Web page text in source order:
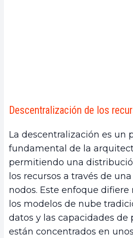
Descentralización de los
La descentralización es un
fundamental de la
permitiendo una
los recursos a través de
nodos. Este enfoque
los modelos de nube
datos y las capacidades de
están concentrados en